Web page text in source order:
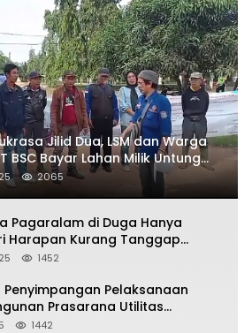
Jilid Dua, LSM dan Warga
BSC Bayar Lahan Milik Untung
2065
Pagaralam di Duga Hanya
Harapan Kurang Tanggap
Tumpang Tindih
1452
Penyimpangan Pelaksanaan
Prasarana Utilitas
Desa Pajar Bulan
1442